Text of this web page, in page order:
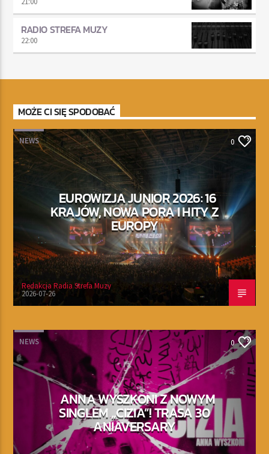
RADIO STREFA MUZY
22:00
MOŻE CI SIĘ SPODOBAĆ
NEWS 0
EUROWIZJA JUNIOR 2026: 16
KRAJÓW, NOWA PORA I HITY Z
EUROPY
Redakcja Radia Strefa Muzy
2026-07-26
NEWS 0
ANNA WYSZKONI Z NOWYM
SINGLEM „CIZIA”! TRASA 30
ANIAVERSARY